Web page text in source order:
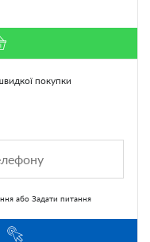
покупки
або Задати питання